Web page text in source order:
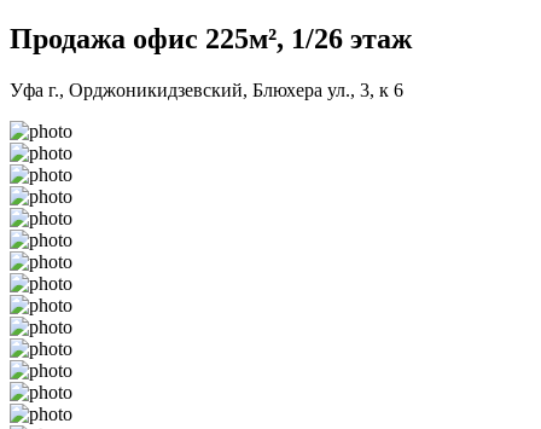
Продажа офис 225м², 1/26 этаж
Уфа г., Орджоникидзевский, Блюхера ул., 3, к 6